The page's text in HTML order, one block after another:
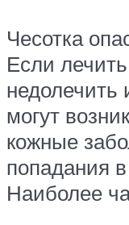
Чесотка
Если
недолечить
могут
кожные
попадания
Наиболее